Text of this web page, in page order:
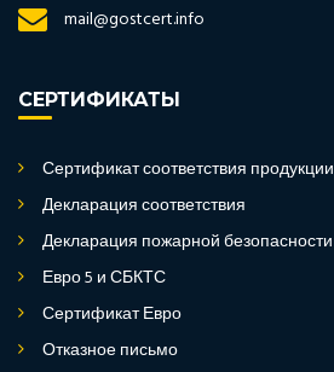
mail@gostcert.info
СЕРТИФИКАТЫ
Сертификат соответствия продукции
Декларация соответствия
Декларация пожарной безопасности
Евро 5 и СБКТС
Сертификат Евро
Отказное письмо